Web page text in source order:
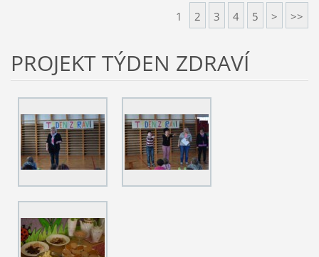
1 2 3 4 5 > >>
PROJEKT TÝDEN ZDRAVÍ